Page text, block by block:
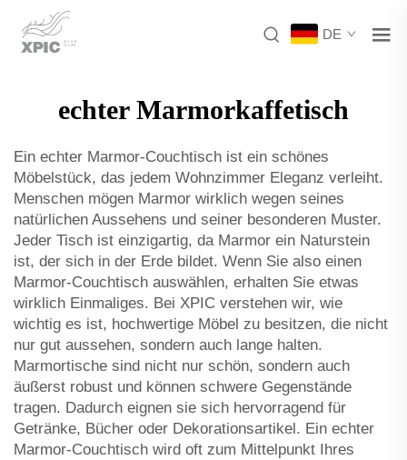
DE
echter Marmorkaffetisch
Ein echter Marmor-Couchtisch ist ein schönes
Möbelstück, das jedem Wohnzimmer Eleganz verleiht.
Menschen mögen Marmor wirklich wegen seines
natürlichen Aussehens und seiner besonderen Muster.
Jeder Tisch ist einzigartig, da Marmor ein Naturstein
ist, der sich in der Erde bildet. Wenn Sie also einen
Marmor-Couchtisch auswählen, erhalten Sie etwas
wirklich Einmaliges. Bei XPIC verstehen wir, wie
wichtig es ist, hochwertige Möbel zu besitzen, die nicht
nur gut aussehen, sondern auch lange halten.
Marmortische sind nicht nur schön, sondern auch
äußerst robust und können schwere Gegenstände
tragen. Dadurch eignen sie sich hervorragend für
Getränke, Bücher oder Dekorationsartikel. Ein echter
Marmor-Couchtisch wird oft zum Mittelpunkt Ihres